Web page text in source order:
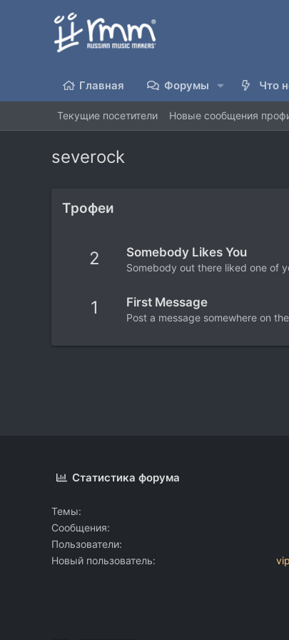
Главная Форумы Что
Текущие посетители Новые сообщения
severock
Трофеи
2 Somebody Likes You
Somebody out there liked one of
1 First Message
Post a message somewhere on
Статистика форума
Темы
Сообщения
Пользователи
Новый пользователь